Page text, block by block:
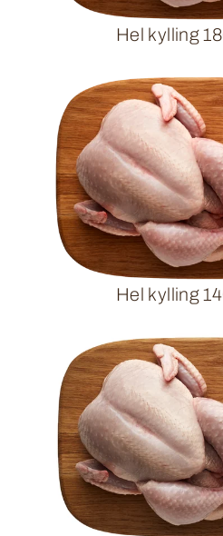
Hel kylling
Hel kylling